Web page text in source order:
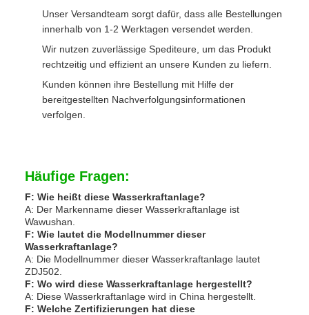
Unser Versandteam sorgt dafür, dass alle Bestellungen
innerhalb von 1-2 Werktagen versendet werden.
Wir nutzen zuverlässige Spediteure, um das Produkt
rechtzeitig und effizient an unsere Kunden zu liefern.
Kunden können ihre Bestellung mit Hilfe der
bereitgestellten Nachverfolgungsinformationen
verfolgen.
Häufige Fragen:
F: Wie heißt diese Wasserkraftanlage?
A: Der Markenname dieser Wasserkraftanlage ist
Wawushan.
F: Wie lautet die Modellnummer dieser
Wasserkraftanlage?
A: Die Modellnummer dieser Wasserkraftanlage lautet
ZDJ502.
F: Wo wird diese Wasserkraftanlage hergestellt?
A: Diese Wasserkraftanlage wird in China hergestellt.
F: Welche Zertifizierungen hat diese